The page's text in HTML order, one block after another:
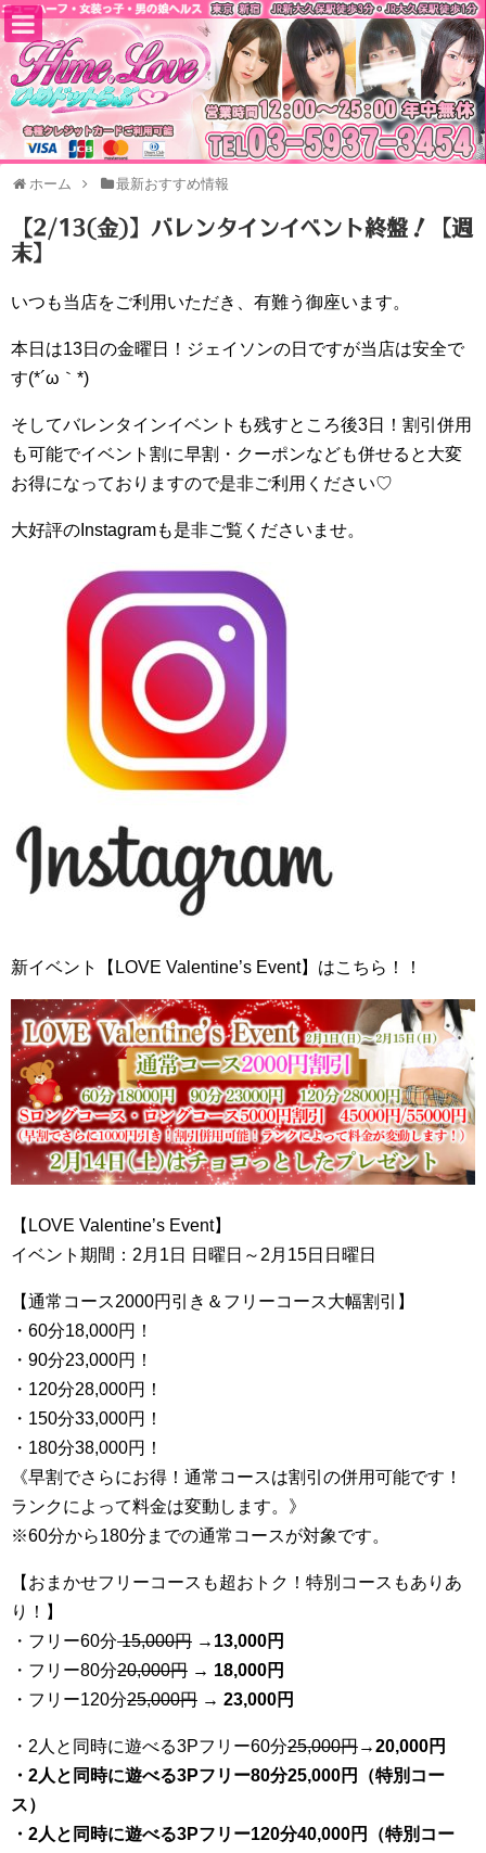
ホーム 最新おすすめ情報
【2/13(金)】バレンタインイベント終盤！【週
末】
いつも当店をご利用いただき、有難う御座います。
本日は13日の金曜日！ジェイソンの日ですが当店は安全で
す(*´ω｀*)
そしてバレンタインイベントも残すところ後3日！割引併用
も可能でイベント割に早割・クーポンなども併せると大変
お得になっておりますので是非ご利用ください♡
大好評のInstagramも是非ご覧くださいませ。
新イベント【LOVE Valentine’s Event】はこちら！！
【LOVE Valentine’s Event】
イベント期間：2月1日 日曜日～2月15日日曜日
【通常コース2000円引き＆フリーコース大幅割引】
・60分18,000円！
・90分23,000円！
・120分28,000円！
・150分33,000円！
・180分38,000円！
《早割でさらにお得！通常コースは割引の併用可能です！
ランクによって料金は変動します。》
※60分から180分までの通常コースが対象です。
【おまかせフリーコースも超おトク！特別コースもありあ
り！】
・フリー60分15,000円 → 13,000円
・フリー80分20,000円 → 18,000円
・フリー120分25,000円 → 23,000円
・2人と同時に遊べる3Pフリー60分25,000円→20,000円
・2人と同時に遊べる3Pフリー80分25,000円（特別コー
ス）
・2人と同時に遊べる3Pフリー120分40,000円（特別コー